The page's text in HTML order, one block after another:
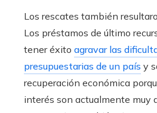
Los rescates también
Los préstamos de último
tener éxito agravar las
presupuestarias de un país y
recuperación económica
interés son actualmente muy